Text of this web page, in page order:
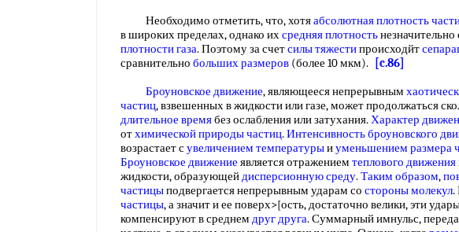
Необходимо отметить, что, хотяабсолютная плотность
в широких пределах, однако ихсредняя плотностьнезначительно
плотности газа. Поэтому за счетсилы тяжестипроисходйт
сравнительно больших размеров (более 10 мкм).
[c.86]
Броуновское движение, являющееся непрерывным
частиц, взвешенных в жидкости или газе, может продолжаться
длительное времябез ослабления или затухания.Характер
отхимической природы частиц.Интенсивность броуновского
возрастает сувеличением температурыиуменьшением размера
Броуновское движение является отражением теплового движения
жидкости, образующейдисперсионную среду.Таким образом,
частицыподвергается непрерывным ударам со стороны молекул.
частицы, а значит и ее поверх>[ость, достаточно велики, эти
компенсируют в среднем друг друга. Суммарный имнульс,